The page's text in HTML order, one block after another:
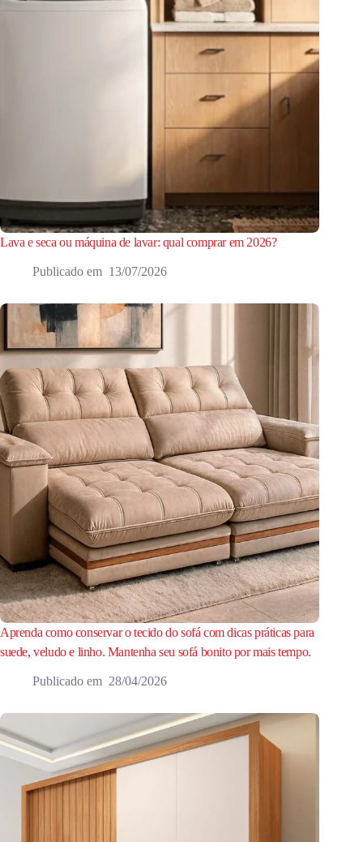
Lava e seca ou máquina de lavar: qual comprar em 2026?
13/07/2026
Aprenda como conservar o tecido do sofá com dicas práticas para
suede, veludo e linho. Mantenha seu sofá bonito por mais tempo.
28/04/2026